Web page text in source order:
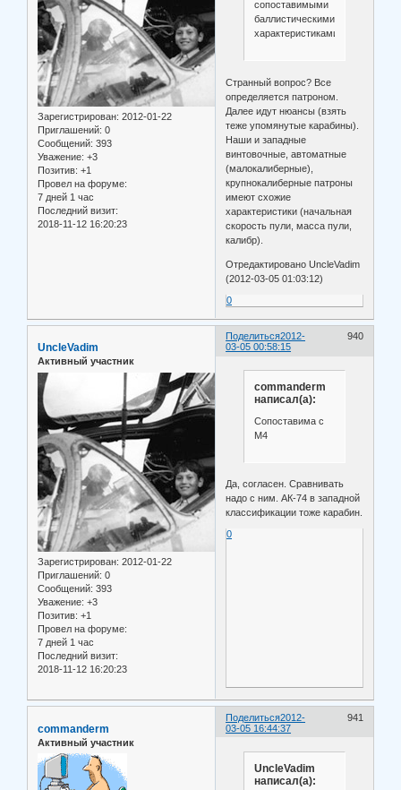
Зарегистрирован: 2012-01-22
Приглашений: 0
Сообщений: 393
Уважение: +3
Позитив: +1
Провел на форуме:
7 дней 1 час
Последний визит:
2018-11-12 16:20:23
сопоставимыми
баллистическими
характеристиками?
Странный вопрос? Все
определяется патроном.
Далее идут нюансы (взять
теже упомянутые карабины).
Наши и западные
винтовочные, автоматные
(малокалиберные),
крупнокалиберные патроны
имеют схожие
характеристики (начальная
скорость пули, масса пули,
калибр).
Отредактировано UncleVadim
(2012-03-05 01:03:12)
0
Поделиться 940
2012-
03-05 00:58:15
UncleVadim
Активный участник
Зарегистрирован: 2012-01-22
Приглашений: 0
Сообщений: 393
Уважение: +3
Позитив: +1
Провел на форуме:
7 дней 1 час
Последний визит:
2018-11-12 16:20:23
commanderm
написал(а):
Сопоставима с
М4
Да, согласен. Сравнивать
надо с ним. АК-74 в западной
классификации тоже карабин.
0
Поделиться 941
2012-
03-05 16:44:37
commanderm
Активный участник
UncleVadim
написал(а):